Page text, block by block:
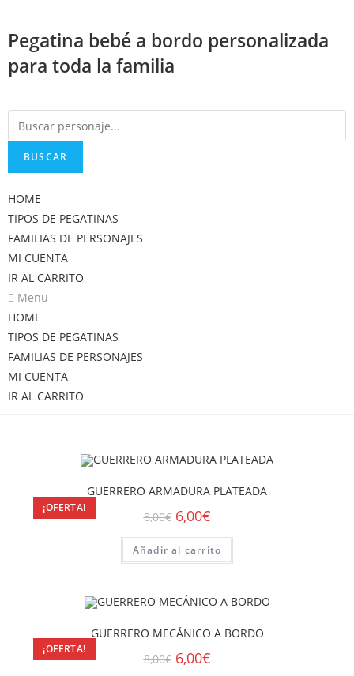
contenido
Pegatina bebé a bordo personalizada
para toda la familia
BUSCAR
HOME
TIPOS DE PEGATINAS
FAMILIAS DE PERSONAJES
MI CUENTA
IR AL CARRITO
Menu
HOME
TIPOS DE PEGATINAS
FAMILIAS DE PERSONAJES
MI CUENTA
IR AL CARRITO
¡OFERTA!
GUERRERO ARMADURA PLATEADA
8,00€ 6,00€
Añadir al carrito
¡OFERTA!
GUERRERO MECÁNICO A BORDO
8,00€ 6,00€